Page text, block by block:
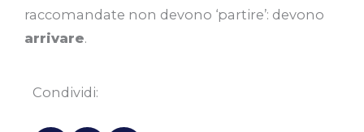
raccomandate non devono ‘partire’: devono
arrivare.
Condividi: